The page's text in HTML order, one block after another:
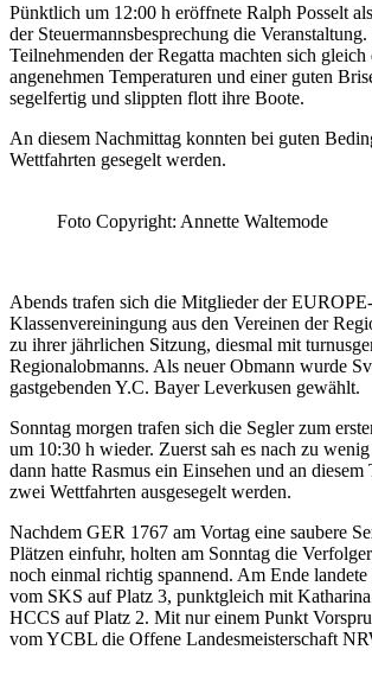
Pünktlich um 12:00 h eröffnete Ralph Posselt
der Steuermannsbesprechung die
Teilnehmenden der Regatta machten sich gleich
angenehmen Temperaturen und einer guten
segelfertig und slippten flott ihre Boote.
An diesem Nachmittag konnten bei guten
Wettfahrten gesegelt werden.
Foto Copyright: Annette Waltemode
Abends trafen sich die Mitglieder der EUROPE-
Klassenvereiningung aus den Vereinen der
zu ihrer jährlichen Sitzung, diesmal mit
Regionalobmanns. Als neuer Obmann wurde
gastgebenden Y.C. Bayer Leverkusen gewählt.
Sonntag morgen trafen sich die Segler zum
um 10:30 h wieder. Zuerst sah es nach zu
dann hatte Rasmus ein Einsehen und an diesem
zwei Wettfahrten ausgesegelt werden.
Nachdem GER 1767 am Vortag eine saubere
Plätzen einfuhr, holten am Sonntag die
noch einmal richtig spannend. Am Ende
vom SKS auf Platz 3, punktgleich mit
HCCS auf Platz 2. Mit nur einem Punkt
vom YCBL die Offene Landesmeisterschaft